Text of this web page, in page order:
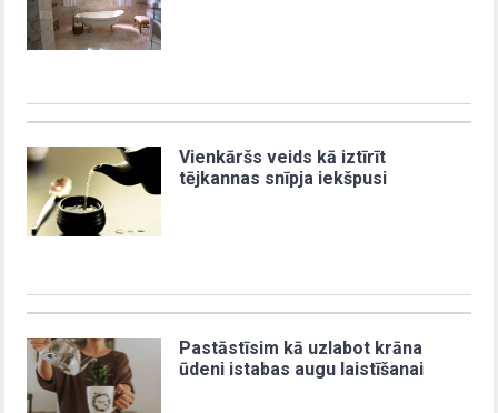
Vienkāršs veids kā iztīrīt
tējkannas snīpja iekšpusi
Pastāstīsim kā uzlabot krāna
ūdeni istabas augu laistīšanai